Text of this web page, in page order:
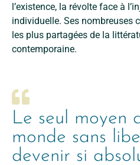
l’existence, la révolte face à
individuelle. Ses nombreuses
les plus partagées de la
contemporaine.
Le seul moyen
monde sans
devenir si